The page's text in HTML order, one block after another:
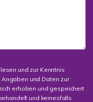
und zur Kenntnis
und Daten zur
erhoben und gespeichert
und keinesfalls